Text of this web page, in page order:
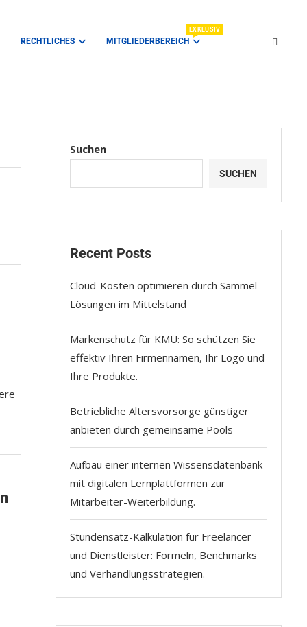
RECHTLICHES MITGLIEDERBEREICH
EXKLUSIV
Suchen
SUCHEN
Recent Posts
Cloud-Kosten optimieren durch Sammel-
Lösungen im Mittelstand
Markenschutz für KMU: So schützen Sie
effektiv Ihren Firmennamen, Ihr Logo und
Ihre Produkte.
Betriebliche Altersvorsorge günstiger
anbieten durch gemeinsame Pools
Aufbau einer internen Wissensdatenbank
mit digitalen Lernplattformen zur
Mitarbeiter-Weiterbildung.
Stundensatz-Kalkulation für Freelancer
und Dienstleister: Formeln, Benchmarks
und Verhandlungsstrategien.